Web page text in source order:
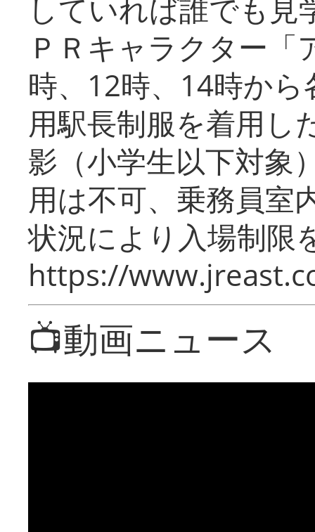
していれば誰でも
ＰＲキャラクター
時、12時、14時か
用駅長制服を着用し
影（小学生以下対象
用は不可、乗務員室
状況により入場制限
https://
📺動画ニュース